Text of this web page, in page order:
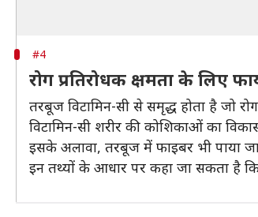
#4
रोग प्रतिरोधक क्षमता के लिए
तरबूज विटामिन-सी से समृद्ध होता है जो
विटामिन-सी शरीर की कोशिकाओं का
इसके अलावा, तरबूज में फाइबर भी पाया
इन तथ्यों के आधार पर कहा जा सकता है